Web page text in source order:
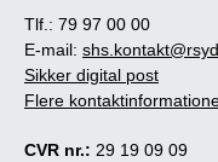
Tlf.: 79 97 00 00
E-mail:
Sikker digital post
Flere
CVR nr.: 29 19 09 09